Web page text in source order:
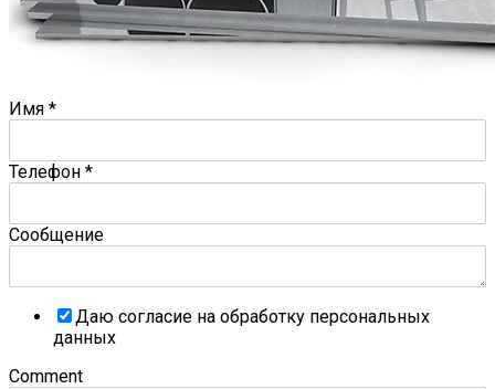
Имя *
Телефон *
Сообщение
Даю согласие на обработку персональных
данных
Comment